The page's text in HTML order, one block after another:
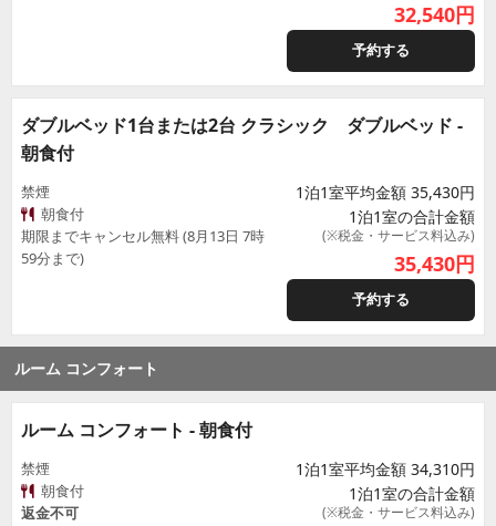
32,540円
予約する
ダブルベッド1台または2台 クラシック ダブルベッド -
朝食付
禁煙
朝食付
期限までキャンセル無料 (8月13日 7時
59分まで)
1泊1室平均金額 35,430円
1泊1室の合計金額
(※税金・サービス料込み)
35,430円
予約する
ルーム コンフォート
ルーム コンフォート - 朝食付
禁煙
朝食付
返金不可
1泊1室平均金額 34,310円
1泊1室の合計金額
(※税金・サービス料込み)